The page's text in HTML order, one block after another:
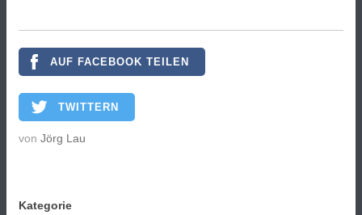
AUF FACEBOOK TEILEN
TWITTERN
von Jörg Lau
Kategorie